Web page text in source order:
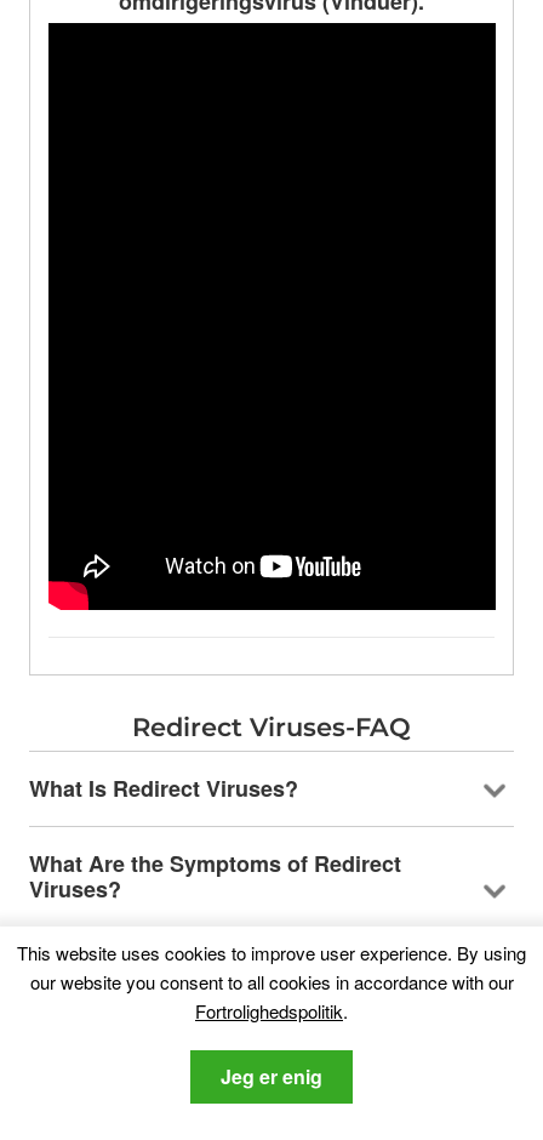
Redirect Viruses-FAQ
What Is Redirect Viruses?
What Are the Symptoms of Redirect
Viruses?
Hvilke typer uønskede programmer findes
der?
Hvad skal jeg gøre, hvis jeg har en "virus"
som Redirect Viruss?
This website uses cookies to improve user experience. By using
our website you consent to all cookies in accordance with our
Fortrolighedspolitik.
Jeg er enig